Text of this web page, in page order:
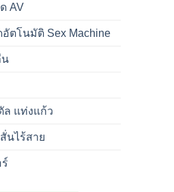
AV
อัตโนมัติ Sex Machine
น
ล แท่งแก้ว
นไร้สาย
ร์